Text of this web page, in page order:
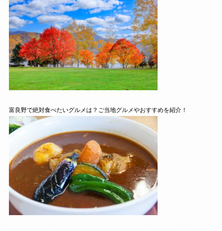
富良野で絶対食べたいグルメは？ご当地グルメやおすすめを紹介！